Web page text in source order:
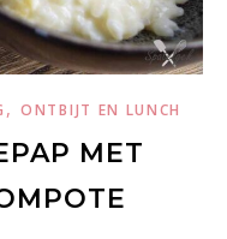
, ONTBIJT EN LUNCH
MET